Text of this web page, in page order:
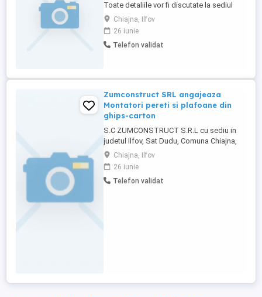
Toate detaliile vor fi discutate la sediul
firmei.Chiajna, Ilfov
26 iunie
Telefon validat
Zumconstruct SRL angajeaza
Montatori pereti si plafoane din
ghips-carton
S.C ZUMCONSTRUCT S.R.L cu sediu in
judetul Ilfov, Sat Dudu, Comuna Chiajna,
Str. Toamnei, Nr. 2A angajeaza : Montatori
pereti si plafoane din ghips-carton cod
COR 712406 Asteptam cv-urile dvs ,
urmand ca persoanele selectate sa fie
Chiajna, Ilfov
26 iunie
Telefon validat